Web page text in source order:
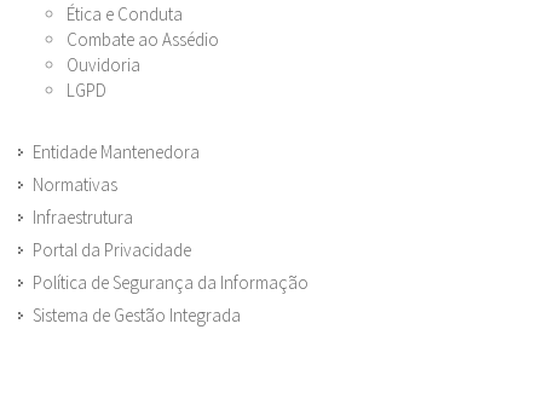
Ética e Conduta
Combate ao Assédio
Ouvidoria
LGPD
Entidade Mantenedora
Normativas
Infraestrutura
Portal da Privacidade
Política de Segurança da Informação
Sistema de Gestão Integrada